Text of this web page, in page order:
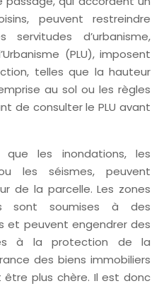
peuvent restreindre
servitudes d’urbanisme,
(PLU), imposent
telles que la hauteur
au sol ou les règles
de consulter le PLU avant
que les inondations, les
les séismes, peuvent
de la parcelle. Les zones
sont soumises à des
et peuvent engendrer des
à la protection de la
des biens immobiliers
plus chère. Il est donc